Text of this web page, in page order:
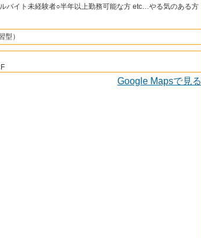
バイト未経験者○半年以上勤務可能な方 etc…やる気のある方
型）
Google Mapsで見る